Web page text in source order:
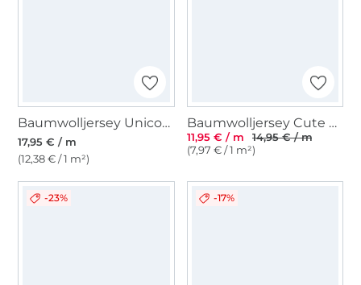
Baumwolljersey Unicorn, multicolor
17,95 € / m
(12,38 € / 1 m²)
Baumwolljersey Cute Animals, royalblau
11,95 € / m
14,95 € / m
(7,97 € / 1 m²)
-23% -17%